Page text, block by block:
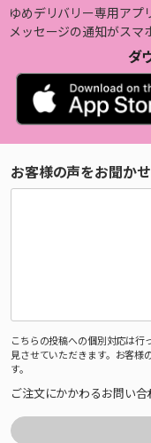
ゆめデリバリー専用アプ
メッセージの通知がスマ
ダ
お客様の声をお聞か
こちらの投稿への個別対応は行
見させていただきます。お客様
す。
ご注文にかかわるお問い合